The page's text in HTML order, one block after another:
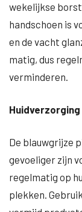
wekelijkse
handschoen is
en de vacht
matig, dus
verminderen.
Huidverzorging
De blauwgrijze
gevoeliger zijn
regelmatig op
plekken.